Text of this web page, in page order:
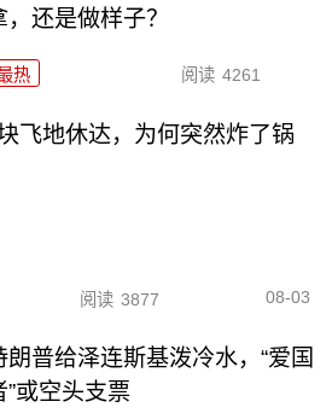
，还是做样子？
热 阅读 4261
飞地休达，为何突然炸了锅
阅读 3877 08-03
朗普给泽连斯基泼冷水，“爱国
”或空头支票